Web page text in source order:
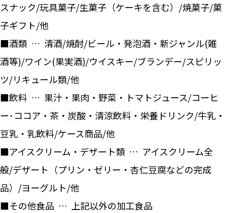
スナック/玩具菓子/生菓子（ケーキを含む）/焼菓子/菓
子ギフト/他
■酒類 … 清酒/焼酎/ビール・発泡酒・新ジャンル(雑
酒等)/ワイン(果実酒)/ウイスキー/ブランデー/スピリッ
ツ/リキュール類/他
■飲料 … 果汁・果肉・野菜・トマトジュース/コーヒ
ー･ココア・茶・炭酸・清涼飲料・栄養ドリンク/牛乳・
豆乳・乳飲料/ケース商品/他
■アイスクリーム・デザート類 … アイスクリーム全
般/デザート（プリン・ゼリー・杏仁豆腐などの完成
品）/ヨーグルト/他
■その他食品 … 上記以外の加工食品